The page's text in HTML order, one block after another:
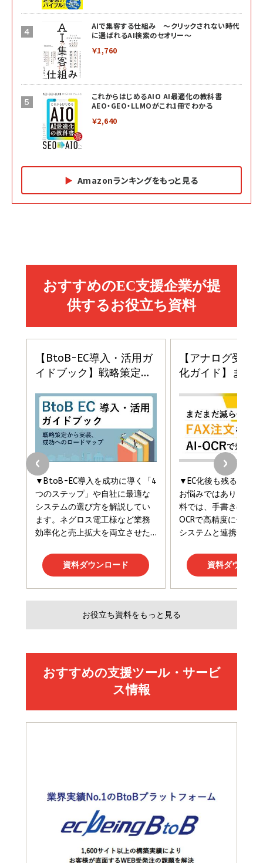
AIで集客する仕組み ～クリックされない時代
に選ばれるAI検索のセオリー～
￥1,760
これからはじめるAIO AI最適化の教科書
AEO・GEO・LLMOがこれ1冊でわかる
￥2,640
Amazonランキングをもっと見る
副業
￥1,870
小さな会社は戦略が9割
ドリルを売るには穴を売れ
￥1,815
Brand Shift(ブランド・シフト): 「信頼」で選ばれ
る時代の成長戦略
￥2,420
マーケティングの真実 P&G・グリコで学んだ失敗
と成長の法則
￥2,200
Amazonランキングをもっと見る
カラダ2026／宮舘涼太]
￥880
anan(アンアン)2026/06/24号 No.2500増刊
スペシャルエディション[王道エンタメの矜持／
￥1,100
anan(アンアン)2026/07/08号 No.2502[2026
年後半、あなたの恋と運命／山田涼介]
￥880
ママ投資家が育休中に１億貯めた株式投資
￥1,870
組織の成果を最大化する ルールのデザイン
￥1,980
Amazonランキングをもっと見る
イシューからはじめよ［改訂版］――知的生産の「シンプ
ルな本質」
￥2,200
経営メモ 16年の起業家人生で得た知見
￥2,750
影響力の武器［新版］：人を動かす七つの原理
￥3,190
フィードバック経営 「沈黙の組織」から「高め合う
組織」へ
Amazonランキングをもっと見る